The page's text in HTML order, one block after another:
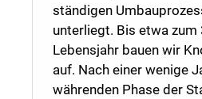
ständigen
unterliegt. Bis etwa zum
Lebensjahr bauen wir
auf. Nach einer wenige
währenden Phase der